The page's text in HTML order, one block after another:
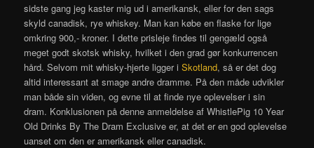
sidste gang jeg kaster mig ud i amerikansk, eller for den sags
skyld canadisk, rye whiskey. Man kan købe en flaske for lige
omkring 900,- kroner. I dette prisleje findes til gengæld også
meget godt skotsk whisky, hvilket i den grad gør konkurrencen
hård. Selvom mit whisky-hjerte ligger iSkotland, så er det dog
altid interessant at smage andre dramme. På den måde udvikler
man både sin viden, og evne til at finde nye oplevelser i sin
dram. Konklusionen på denne anmeldelse af WhistlePig 10 Year
Old Drinks By The Dram Exclusive er, at det er en god oplevelse
uanset om den er amerikansk eller canadisk.